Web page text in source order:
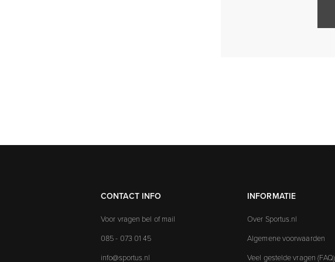
CONTACT INFO
Voor vragen bel of mail
085 - 073 01 45
info@sportus.nl
INFORMATIE
Over Sportus.nl
Algemene voorwaarden
Veel gestelde vragen (FAQ)